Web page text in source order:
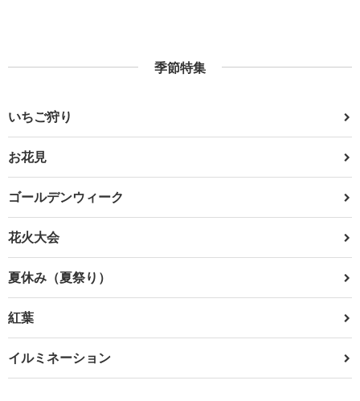
季節特集
いちご狩り
お花見
ゴールデンウィーク
花火大会
夏休み（夏祭り）
紅葉
イルミネーション